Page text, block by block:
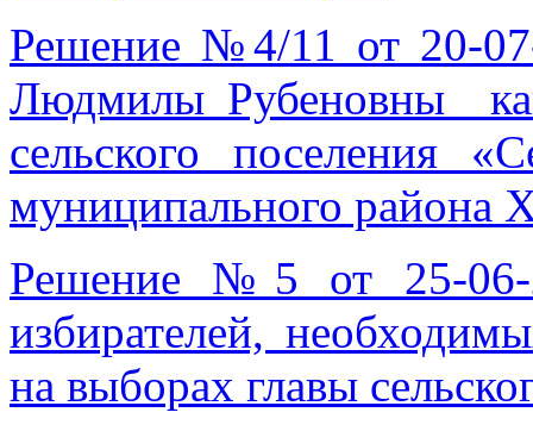
Решение №4/11 от 20-
Людмилы Рубеновны
сельского поселения
муниципального района
Решение №5 от 25-06-
избирателей,
на выборах главы